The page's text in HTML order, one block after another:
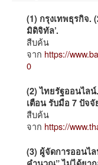
(1) กรุงเทพธุรกิจ.
มิดิจิทัล’.
สืบค้น
จาก https://
0
(2) ไทยรัฐออนไล
เตือน รับมือ 7 ปัจจั
สืบค้น
จาก https://
(3) ผู้จัดการออนไ